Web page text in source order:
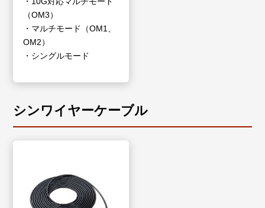
（OM3）
・マルチモード（OM1、
OM2）
・シングルモード
シンワイヤーケーブル